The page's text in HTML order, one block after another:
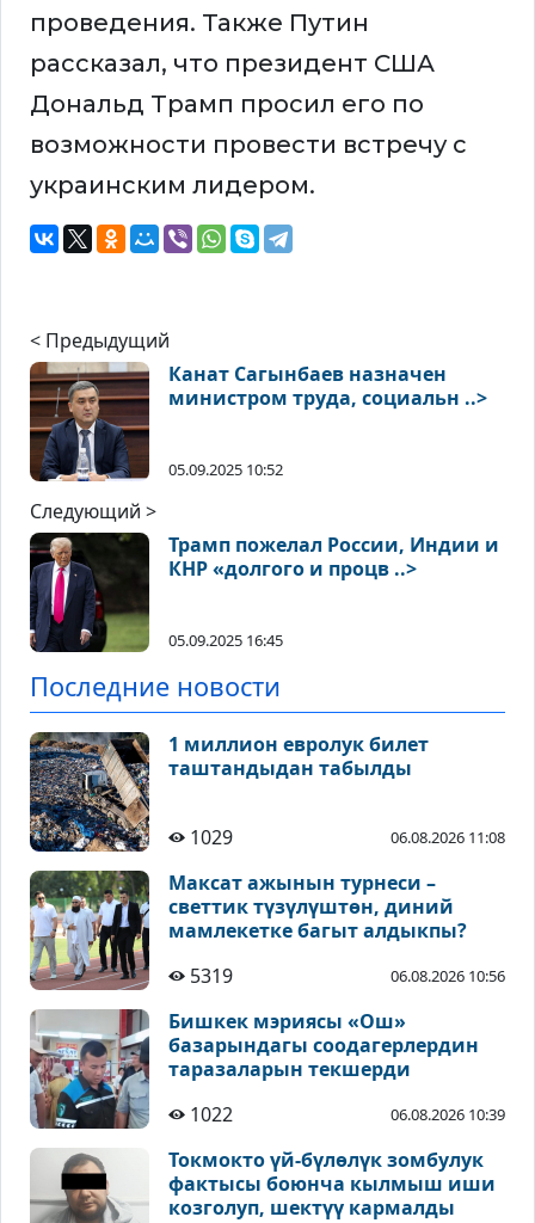
проведения. Также Путин
рассказал, что президент США
Дональд Трамп просил его по
возможности провести встречу с
украинским лидером.
< Предыдущий
Канат Сагынбаев назначен
министром труда, социальн ..>
05.09.2025 10:52
Следующий >
Трамп пожелал России, Индии и
КНР «долгого и процв ..>
05.09.2025 16:45
Последние новости
1 миллион евролук билет
таштандыдан табылды
1029 06.08.2026 11:08
Максат ажынын турнеси –
светтик түзүлүштөн, диний
мамлекетке багыт алдыкпы?
5319
06.08.2026 10:56
Бишкек мэриясы «Ош»
базарындагы соодагерлердин
таразаларын текшерди
1022
06.08.2026 10:39
Токмокто үй-бүлөлүк зомбулук
фактысы боюнча кылмыш иши
козголуп, шектүү кармалды